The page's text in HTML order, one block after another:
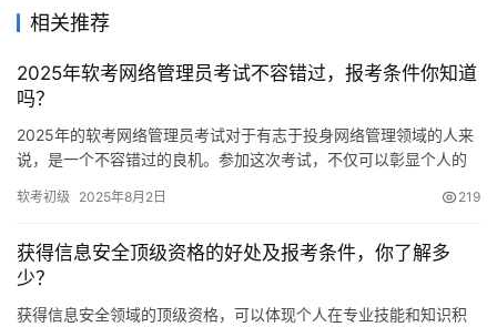
相关推荐
2025年软考网络管理员考试不容错过，报考条件你知道
吗？
2025年的软考网络管理员考试对于有志于投身网络管理领域的人来
说，是一个不容错过的良机。参加这次考试，不仅可以彰显个人的
软考初级 2025年8月2日 219
获得信息安全顶级资格的好处及报考条件，你了解多
少？
获得信息安全领域的顶级资格，可以体现个人在专业技能和知识积